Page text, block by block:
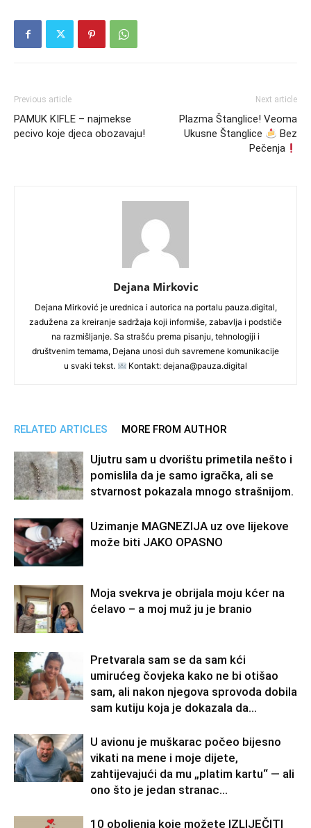
Previous article
PAMUK KIFLE – najmekse
pecivo koje djeca obozavaju!
Next article
Plazma Štanglice! Veoma
Ukusne Štanglice
Bez
Pečenja
Dejana Mirkovic
Dejana Mirković je urednica i autorica na portalu pauza.digital,
zadužena za kreiranje sadržaja koji informiše, zabavlja i podstiče
na razmišljanje. Sa strašću prema pisanju, tehnologiji i
društvenim temama, Dejana unosi duh savremene komunikacije
u svaki tekst.
Kontakt: dejana@pauza.digital
RELATED ARTICLES MORE FROM AUTHOR
Ujutru sam u dvorištu primetila nešto i
pomislila da je samo igračka, ali se
stvarnost pokazala mnogo strašnijom.
Uzimanje MAGNEZIJA uz ove lijekove
može biti JAKO OPASNO
Moja svekrva je obrijala moju kćer na
ćelavo – a moj muž ju je branio
Pretvarala sam se da sam kći
umirućeg čovjeka kako ne bi otišao
sam, ali nakon njegova sprovoda dobila
sam kutiju koja je dokazala da...
U avionu je muškarac počeo bijesno
vikati na mene i moje dijete,
zahtijevajući da mu „platim kartu“ — ali
ono što je jedan stranac...
10 oboljenja koje možete IZLIJEČITI